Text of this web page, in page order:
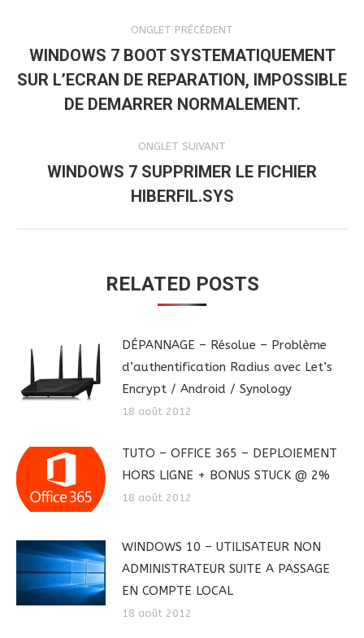
NAVIGATION
DE
COMMENTAIRE
ONGLET PRÉCÉDENT
Onglet
précédent
WINDOWS 7 BOOT SYSTEMATIQUEMENT
SUR L’ECRAN DE REPARATION, IMPOSSIBLE
DE DEMARRER NORMALEMENT.
ONGLET SUIVANT
suivant
WINDOWS 7 SUPPRIMER LE FICHIER
HIBERFIL.SYS
RELATED POSTS
DÉPANNAGE – Résolue – Problème
d’authentification Radius avec Let’s
Encrypt / Android / Synology
18 août 2012
TUTO – OFFICE 365 – DEPLOIEMENT
HORS LIGNE + BONUS STUCK @ 2%
18 août 2012
WINDOWS 10 – UTILISATEUR NON
ADMINISTRATEUR SUITE A PASSAGE
EN COMPTE LOCAL
18 août 2012